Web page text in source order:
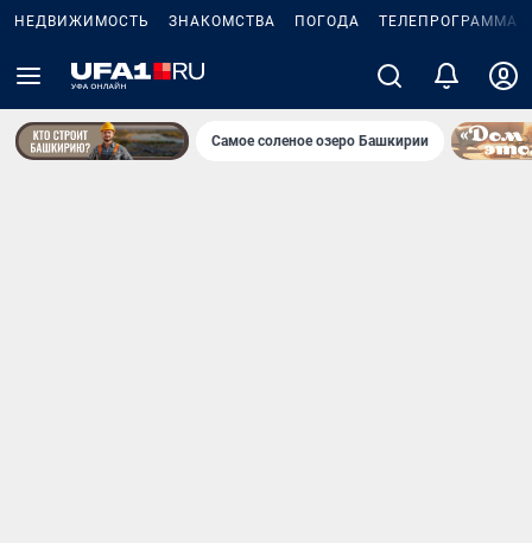
НЕДВИЖИМОСТЬ ЗНАКОМСТВА ПОГОДА ТЕЛЕПРОГРАММА
Самое соленое озеро Башкирии